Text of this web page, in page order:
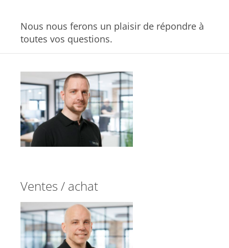
Nous nous ferons un plaisir de répondre à
toutes vos questions.
Ventes / achat